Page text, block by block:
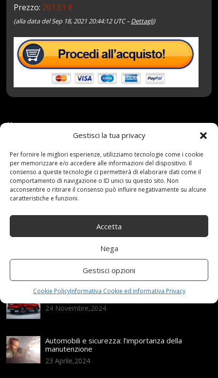
Gestisci la tua privacy
Per fornire le migliori esperienze, utilizziamo tecnologie come i cookie
per memorizzare e/o accedere alle informazioni del dispositivo. Il
consenso a queste tecnologie ci permetterà di elaborare dati come il
comportamento di navigazione o ID unici su questo sito. Non
acconsentire o ritirare il consenso può influire negativamente su alcune
caratteristiche e funzioni.
Accetta
Nega
Gestisci opzioni
Cookie PolicyInformativa Cookie ed informativa Privacy
Prezzo: 201,51 €
(alla data del Sep 18, 2021 20:44:12 UTC –Dettagli)
18 Settembre 2021 redazione Tag:101T,
Invernali,Nokian,PNEUMATICI
Articoli recenti
Range Rover: un’icona tra i luxury SUV
Nuova MG ZS Hybrid+: i SUV si fanno ibridi
24 Novembre,2024
Automobili e sicurezza: l’importanza della
manutenzione
23 Aprile,2024